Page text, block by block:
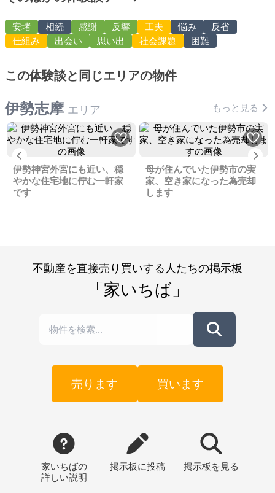
安堵 相続 感謝 反響 工夫 悩み
反省
仕組み
出会い 思い出 社会課題 困難
この体験談と同じエリアの物件
伊勢志摩 エリア もっと見る
Previous
伊勢神宮外宮にも近い、穏
やかな住宅地に佇む一軒家
です
母が住んでいた伊勢市の実
家、空き家になった為売却
します
不動産を直接売り買いする人たちの掲示板
「家いちば」
売ります 買います
家いちばの
詳しい説明
掲示板に投稿 掲示板 を見る